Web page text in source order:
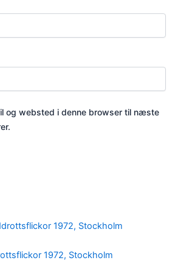
og websted i denne browser til næste
1972, Stockholm